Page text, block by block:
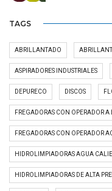
TAGS
ABRILLANTADO
ASPIRADORES INDUSTRIALES
DEPURECO DISCOS
FREGADORAS CON OPERADOR A
FREGADORAS CON OPERADOR
HIDROLIMPIADORAS AGUA
HIDROLIMPIADORAS DE ALTA